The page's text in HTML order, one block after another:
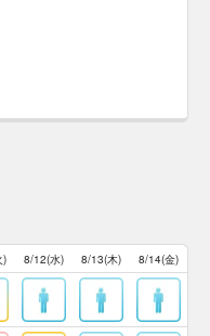
) 8/12(水) 8/13(木) 8/14(金)